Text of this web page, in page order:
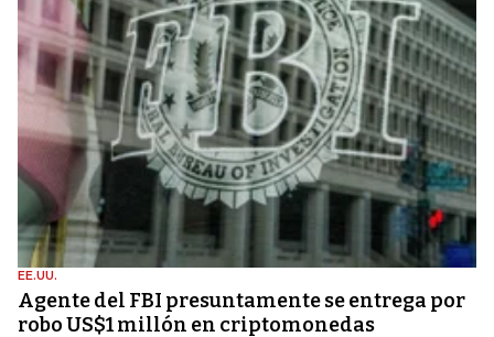
EE.UU.
Agente del FBI presuntamente se entrega por
robo US$1 millón en criptomonedas